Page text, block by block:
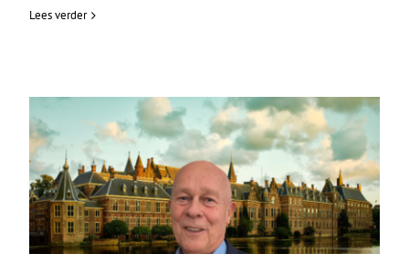
Lees verder